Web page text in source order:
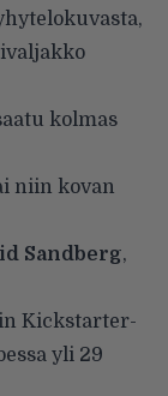
,
kolmas
niin kovan
Sandberg,
Kickstarter-
yli 29